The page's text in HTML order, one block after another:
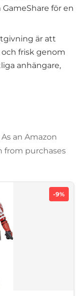
för en
är att
frisk genom
anhängare,
an Amazon
from purchases
-9%